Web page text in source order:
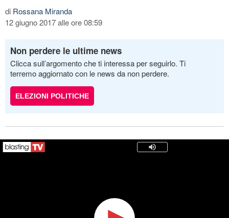
di Rossana Miranda
12 giugno 2017 alle ore 08:59
Non perdere le ultime news
Clicca sull’argomento che ti interessa per seguirlo. Ti
terremo aggiornato con le news da non perdere.
ELEZIONI POLITICHE